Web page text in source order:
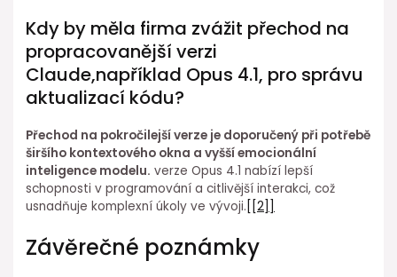
Kdy by měla firma zvážit přechod na
propracovanější verzi
Claude,například Opus 4.1, pro správu
aktualizací kódu?
Přechod na pokročilejší ⁣verze je doporučený při potřebě
širšího kontextového okna a vyšší emocionální
inteligence modelu. verze Opus 4.1 nabízí lepší
schopnosti v programování a citlivější interakci, což
usnadňuje komplexní úkoly ve vývoji. [[2]]
Závěrečné poznámky